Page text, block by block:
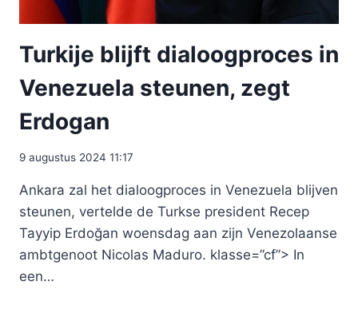
Turkije blijft dialoogproces in
Venezuela steunen, zegt
Erdogan
9 augustus 2024 11:17
Ankara zal het dialoogproces in Venezuela blijven
steunen, vertelde de Turkse president Recep
Tayyip Erdoğan woensdag aan zijn Venezolaanse
ambtgenoot Nicolas Maduro. klasse=”cf”> In
een…